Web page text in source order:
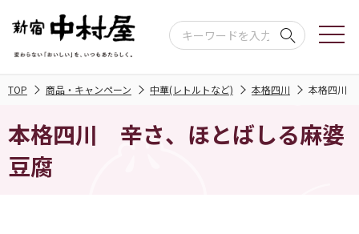
TOP 商品・キャンペーン 中華(レトルトなど) 本格四川 本格四川
本格四川 辛さ、ほとばしる麻婆
豆腐